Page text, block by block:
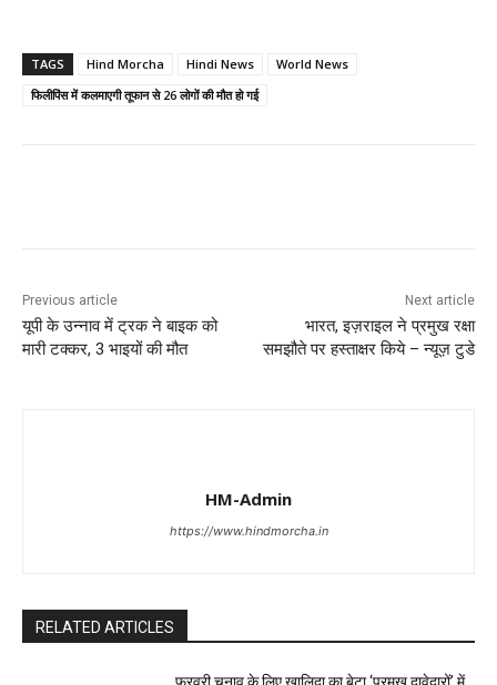
TAGS Hind Morcha Hindi News
World News
फिलीपिंस में कलमाएगी तूफान से 26 लोगों की मौत हो गई
Previous article
यूपी के उन्नाव में ट्रक ने बाइक को
मारी टक्कर, 3 भाइयों की मौत
Next article
भारत, इज़राइल ने प्रमुख रक्षा
समझौते पर हस्ताक्षर किये – न्यूज़ टुडे
HM-Admin
https://www.hindmorcha.in
RELATED ARTICLES